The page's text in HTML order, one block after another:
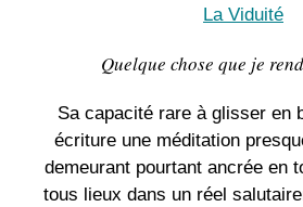
La Viduité
Quelque chose que je
Sa capacité rare à glisser en
écriture une méditation
demeurant pourtant ancrée en
tous lieux dans un réel